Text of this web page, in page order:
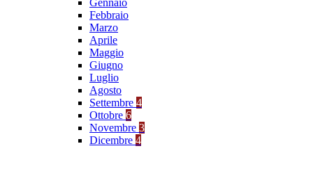
Gennaio
Febbraio
Marzo
Aprile
Maggio
Giugno
Luglio
Agosto
Settembre 4
Ottobre 6
Novembre 3
Dicembre 4